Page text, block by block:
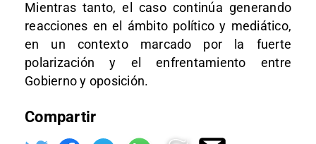
Mientras tanto, el caso continúa generando
reacciones en el ámbito político y mediático,
en un contexto marcado por la fuerte
polarización y el enfrentamiento entre
Gobierno y oposición.
Compartir